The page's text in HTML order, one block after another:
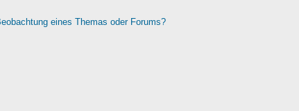
eines Themas oder Forums?